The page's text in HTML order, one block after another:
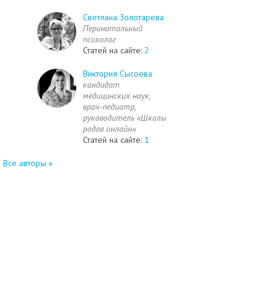
Светлана Золотарева
Перинатальный
психолог
Статей на сайте: 2
Виктория Сысоева
кандидат
медицинских наук,
врач-педиатр,
руководитель «Школы
родов онлайн»
Статей на сайте: 1
Все авторы »